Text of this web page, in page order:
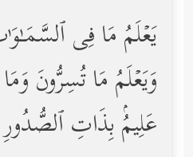
یَعۡلَمُ مَا فِی
وَیَعۡلَمُ مَا تُسِرُّونَ وَمَا
عَلِیمُۢ بِذَاتِ ٱلصُّدُورِ